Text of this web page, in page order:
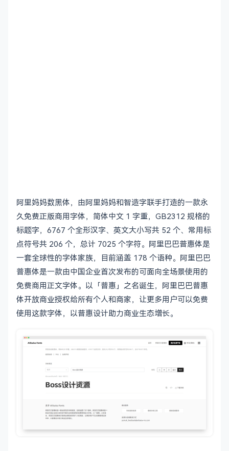
阿里妈妈数黑体，由阿里妈妈和智造字联手打造的一款永
久免费正版商用字体，简体中文 1 字重，GB2312 规格的
标题字，6767 个全形汉字、英文大小写共 52 个、常用标
点符号共 206 个，总计 7025 个字符。阿里巴巴普惠体是
一套全球性的字体家族，目前涵盖 178 个语种。阿里巴巴
普惠体是一款由中国企业首次发布的可面向全场景使用的
免费商用正文字体。以「普惠」之名诞生，阿里巴巴普惠
体开放商业授权给所有个人和商家，让更多用户可以免费
使用这款字体，以普惠设计助力商业生态增长。